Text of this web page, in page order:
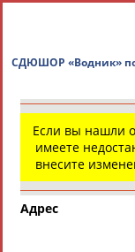
Если вы нашли
имеете
внесите
Адрес